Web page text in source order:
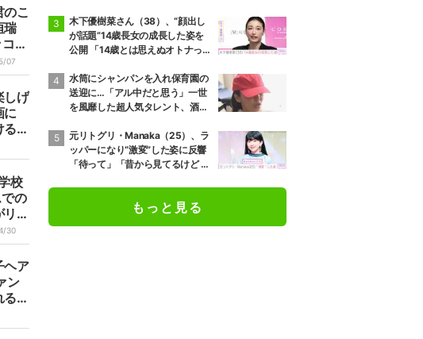
のこ
瑞
よ
ン
07
しげ
に
る」
校
の
ア
ン
“思
30
ヘア
ン
」
木下優樹菜さん（38）、“顔出し
が話題”14歳長女の成長した姿を
公開 「14歳とは思えぬオトナっぽ
ぎる」など反響
水筒にシャンパンを入れ保育園の
送迎に…「アル中だと思う」一世
を風靡した超人気タレント、酒漬
元リトグリ・Manaka（25）、ラ
ッパーになり“激変”した姿に反響
「待って」「昔から見てるけど 最
もっと見る